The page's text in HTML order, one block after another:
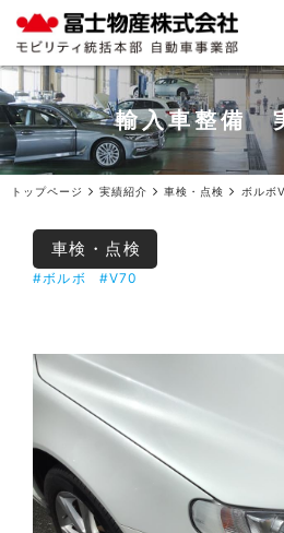
輸入車整備
トップページ 実績紹介 車検・点検
車検・点検
#ボルボ #V70